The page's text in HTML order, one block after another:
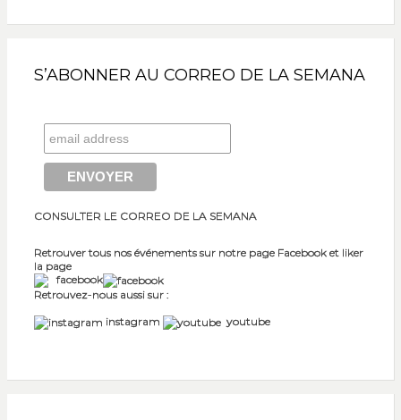
S’ABONNER AU CORREO DE LA SEMANA
CONSULTER LE CORREO DE LA SEMANA
Retrouver tous nos événements sur notre page Facebook et liker
la page
facebook
Retrouvez-nous aussi sur :
instagram
youtube